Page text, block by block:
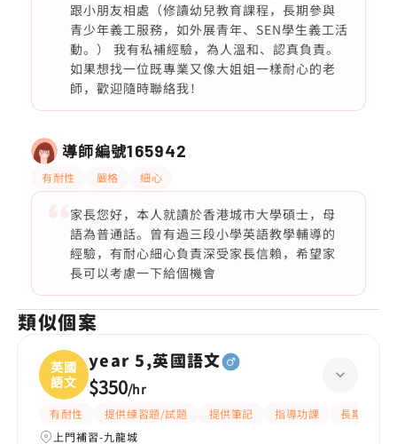
跟小朋友相處（修讀幼兒教育課程，長期參與
青少年義工服務，如外展青年、SEN學生義工活
動。） 我有私補經驗，為人溫和、認真負責。
如果想找一位既專業又像大姐姐一樣耐心的老
師，歡迎隨時聯絡我！
導師編號165942
有耐性 嚴格 細心
家長您好，本人就讀於香港城市大學碩士，母
語為普通話。曾有過三段小學英語教學輔導的
經驗，有耐心細心負責深受家長信賴，希望家
長可以考慮一下給個機會
類似個案
英國
語文
year 5,英國語文
$350/hr
有耐性 提供練習題/試題 提供筆記 指導功課
長期補習
上門補習-九龍城